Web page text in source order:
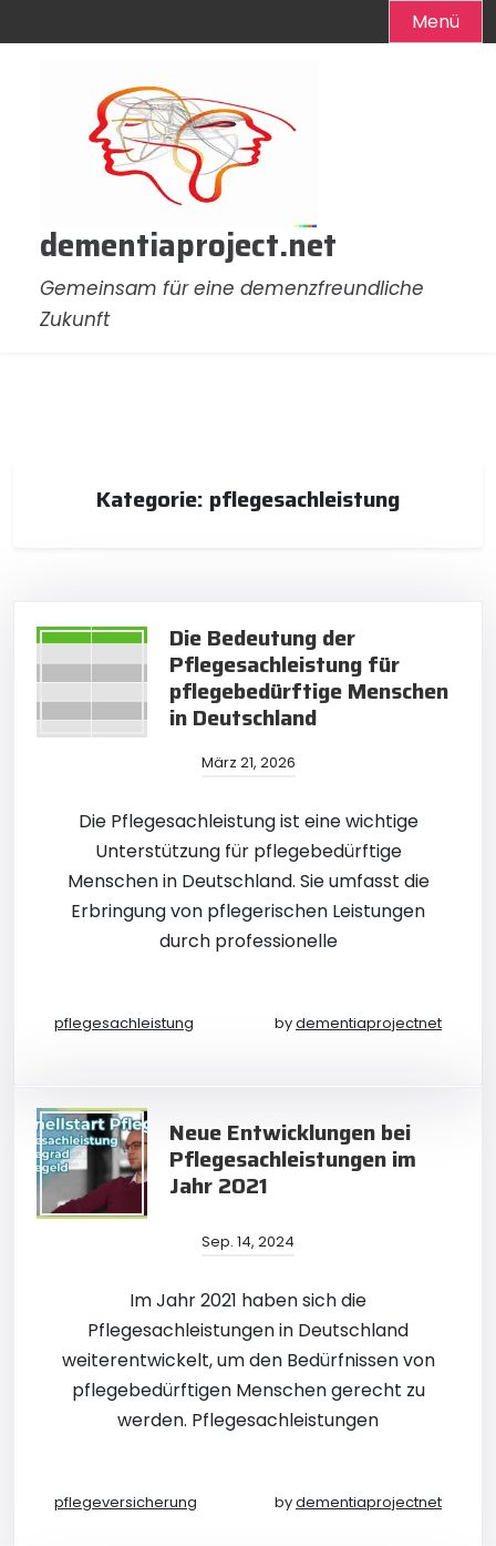
Menü
dementiaproject.net
Gemeinsam für eine demenzfreundliche
Zukunft
Kategorie: pflegesachleistung
Die Bedeutung der
Pflegesachleistung für
pflegebedürftige Menschen
in Deutschland
März 21, 2026
Die Pflegesachleistung ist eine wichtige
Unterstützung für pflegebedürftige
Menschen in Deutschland. Sie umfasst die
Erbringung von pflegerischen Leistungen
durch professionelle
pflegesachleistung bydementiaprojectnet
Neue Entwicklungen bei
Pflegesachleistungen im
Jahr 2021
Sep. 14, 2024
Im Jahr 2021 haben sich die
Pflegesachleistungen in Deutschland
weiterentwickelt, um den Bedürfnissen von
pflegebedürftigen Menschen gerecht zu
werden. Pflegesachleistungen
pflegeversicherung bydementiaprojectnet